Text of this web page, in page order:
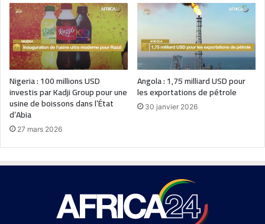
Nigeria : 100 millions USD
investis par Kadji Group pour une
usine de boissons dans l’État
d’Abia
27 mars 2026
Angola : 1,75 milliard USD pour
les exportations de pétrole
30 janvier 2026